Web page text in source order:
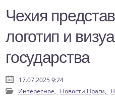
Чехия
логотип и
государства
17.07.2025 9:24
Интересное, Новости Праги,